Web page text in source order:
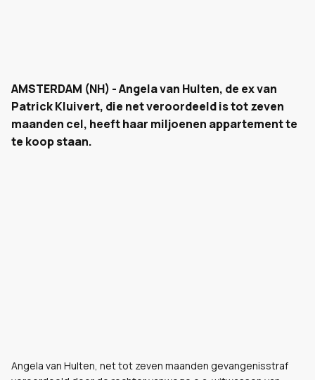
AMSTERDAM (NH) - Angela van Hulten, de ex van
Patrick Kluivert, die net veroordeeld is tot zeven
maanden cel, heeft haar miljoenen appartement te
te koop staan.
Angela van Hulten, net tot zeven maanden gevangenisstraf